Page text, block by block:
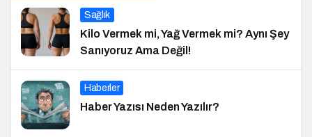
Sağlık
Kilo Vermek mi, Yağ Vermek mi? Aynı Şey
Sanıyoruz Ama Değil!
Haberler
Haber Yazısı Neden Yazılır?